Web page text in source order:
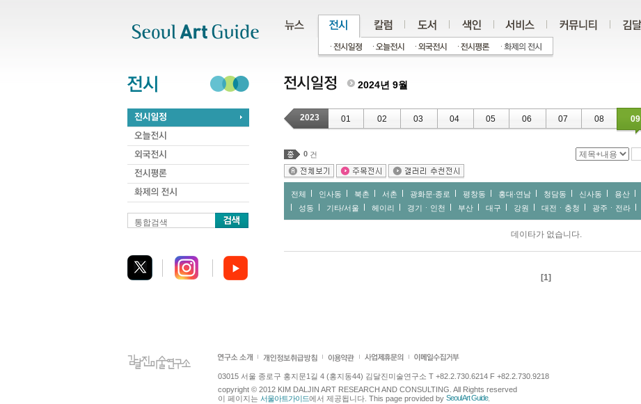
통합검색
2024년 9월
2023 01 02 03 04 05 06 07 08 09
0 건
전체 인사동 북촌 서촌 광화문∙종로 평창동 홍대∙연남 청담동 신사동 용산
성동
기타/서울 헤이리 경기ㆍ인천 부산 대구 강원 대전ㆍ충청 광주ㆍ전라
데이타가 없습니다.
[1]
03015 서울 종로구 홍지문1길 4 (홍지동44) 김달진미술연구소 T +82.2.730.6214 F +82.2.730.9218
copyright © 2012 KIM DALJIN ART RESEARCH AND CONSULTING. All Rights reserved
이 페이지는 서울아트가이드에서 제공됩니다. This page provided by Seoul Art Guide.